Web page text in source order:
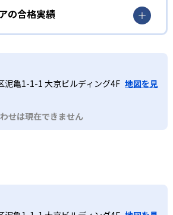
門性の高い教育プログラム
支援経験豊富な講師陣が、心理学や
選定においても視覚・聴覚・体感な
を実現する。
。保護者向けのペアレントトレーニ
し、家庭・学校・教室が連携する体
的に、楽しみながらコミュニケーショ
学習を通じて、ソーシャルスキルア
発達支援のサービスでは、個別支援
み合わせて、対人関係の基本スキル
、9か月を1つの区切りとして目標を
任の担当指導員による完全マンツー
の支援により、短期間での成長を目
に合わせたオーダーメイド指導で、
ルスキルアップを同時にサポートでき
スタッフが在籍し、心理検査やアセス
プランを科学的に設計するため、的
できる。 また、保護者向けの面談や
と教室の連携を強化し、学びの効果を
が整っている。
なデメリットがある?
教室ごとに異なり、地域によって費
るため、希望する時間帯に予約が取
の合格実績
合格実績を公式サイトで公開していな
泥亀1-1-1 大京ビルディング4F 地図を見
せは現在できません